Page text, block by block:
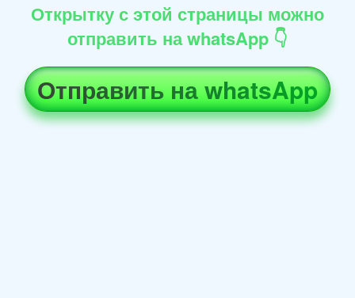
Открытку с этой страницы можно
отправить на whatsApp 👇
Отправить на whatsApp